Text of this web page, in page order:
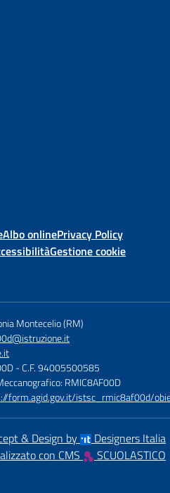
Albo onlinePrivacy Policy
Gestione cookie
Montecelio (RM)
- C.F. 94005500585
RMIC8AF00D
form.agid.gov.it/istsc_rmic8af00d/
& Design by
Designers Italia
con CMS
SCUOLASTICO